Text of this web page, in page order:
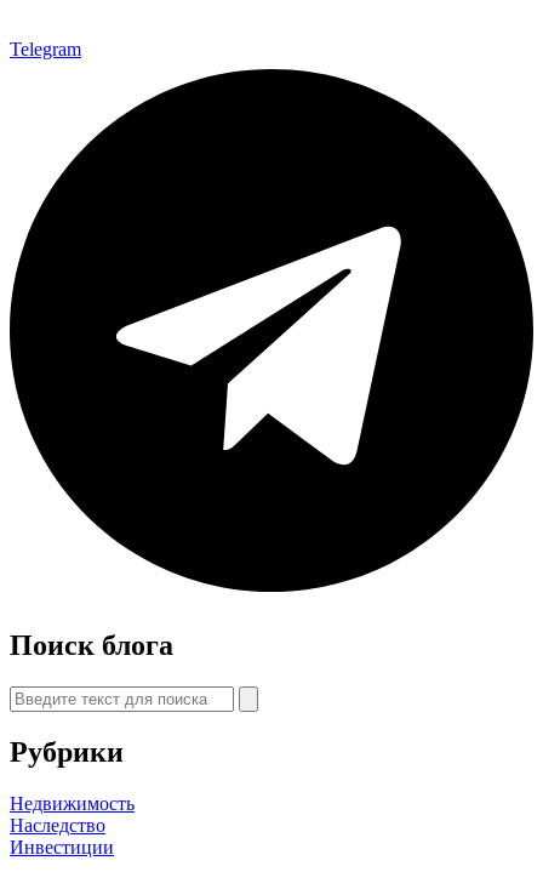
Telegram
Поиск блога
Рубрики
Недвижимость
Наследство
Инвестиции